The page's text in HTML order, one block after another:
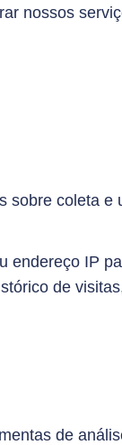
nossos
sobre coleta e
IP
de
de